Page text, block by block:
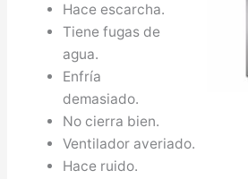
Hace escarcha.
Tiene fugas de
agua.
Enfría
demasiado.
No cierra bien.
Ventilador averiado.
Hace ruido.